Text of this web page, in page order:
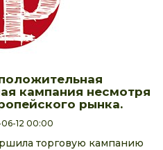
кампания несмотря
рынка.
12 00:00
торговую кампанию